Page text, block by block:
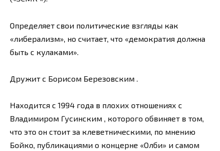
Определяет свои политические взгляды как
«либерализм», но считает, что «демократия должна
быть с кулаками».
Дружит с Борисом Березовским .
Находится с 1994 года в плохих отношениях с
Владимиром Гусинским , которого обвиняет в том,
что это он стоит за клеветническими, по мнению
Бойко, публикациями о концерне «Олби» и самом